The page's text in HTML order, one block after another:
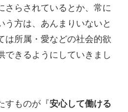
さらされているとか、常に
う方は、あんまりいないと
は所属・愛などの社会的欲
できるようにしていきまし
すものが『安心して働ける